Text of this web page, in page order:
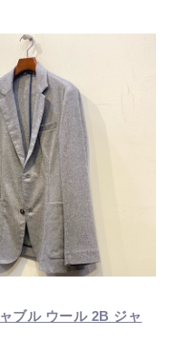
ブル ウール 2B ジャ